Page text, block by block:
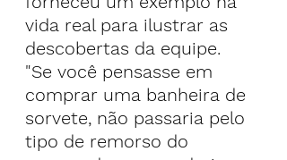
vida real para ilustrar as
descobertas da equipe.
"Se você pensasse em
comprar uma banheira de
sorvete, não passaria pelo
tipo de remorso do